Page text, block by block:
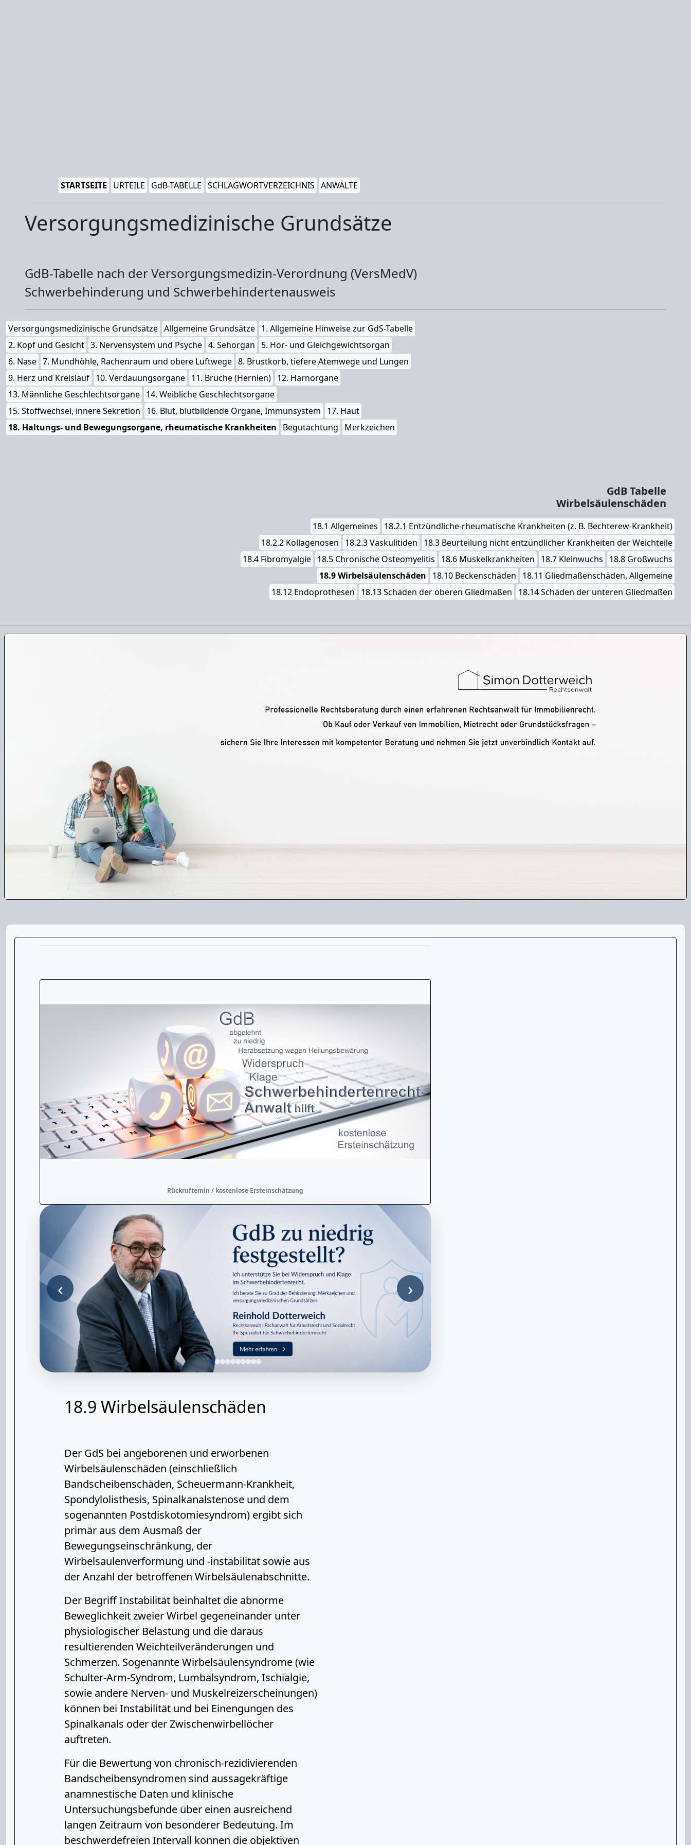
STARTSEITE URTEILE GdB-TABELLE SCHLAGWORTVERZEICHNIS ANWÄLTE
Versorgungsmedizinische Grundsätze
GdB-Tabelle nach der Versorgungsmedizin-Verordnung (VersMedV)
Schwerbehinderung und Schwerbehindertenausweis
Versorgungsmedizinische Grundsätze Allgemeine Grundsätze 1. Allgemeine Hinweise zur GdS-Tabelle
2. Kopf und Gesicht 3. Nervensystem und Psyche 4. Sehorgan
5. Hör- und Gleichgewichtsorgan
6. Nase 7. Mundhöhle, Rachenraum und obere Luftwege 8. Brustkorb, tiefere Atemwege und Lungen
9. Herz und Kreislauf 10. Verdauungsorgane 11. Brüche (Hernien) 12. Harnorgane
13. Männliche Geschlechtsorgane 14. Weibliche Geschlechtsorgane
15. Stoffwechsel, innere Sekretion
16. Blut, blutbildende Organe, Immunsystem
17. Haut
18. Haltungs- und Bewegungsorgane, rheumatische Krankheiten
Begutachtung Merkzeichen
GdB Tabelle
Wirbelsäulenschäden
18.1 Allgemeines
18.2.1 Entzündliche-rheumatische Krankheiten (z. B. Bechterew-Krankheit)
18.2.2 Kollagenosen
18.2.3 Vaskulitiden
18.3 Beurteilung nicht entzündlicher Krankheiten der Weichteile
18.4 Fibromyalgie 18.5 Chronische Osteomyelitis 18.6 Muskelkrankheiten 18.7 Kleinwuchs
18.8 Großwuchs
18.9 Wirbelsäulenschäden
18.10 Beckenschäden
18.11 Gliedmaßenschäden, Allgemeine
18.12 Endoprothesen
18.13 Schäden der oberen Gliedmaßen 18.14 Schäden der unteren Gliedmaßen
Rückruftemin / kostenlose Ersteinschätzung
‹ ›
18.9 Wirbelsäulenschäden
Der GdS bei angeborenen und erworbenen
Wirbelsäulenschäden (einschließlich
Bandscheibenschäden, Scheuermann-Krankheit,
Spondylolisthesis, Spinalkanalstenose und dem
sogenannten Postdiskotomiesyndrom) ergibt sich
primär aus dem Ausmaß der
Bewegungseinschränkung, der
Wirbelsäulenverformung und -instabilität sowie aus
der Anzahl der betroffenen Wirbelsäulenabschnitte.
Der Begriff Instabilität beinhaltet die abnorme
Beweglichkeit zweier Wirbel gegeneinander unter
physiologischer Belastung und die daraus
resultierenden Weichteilveränderungen und
Schmerzen. Sogenannte Wirbelsäulensyndrome (wie
Schulter-Arm-Syndrom, Lumbalsyndrom, Ischialgie,
sowie andere Nerven- und Muskelreizerscheinungen)
können bei Instabilität und bei Einengungen des
Spinalkanals oder der Zwischenwirbellöcher
auftreten.
Für die Bewertung von chronisch-rezidivierenden
Bandscheibensyndromen sind aussagekräftige
anamnestische Daten und klinische
Untersuchungsbefunde über einen ausreichend
langen Zeitraum von besonderer Bedeutung. Im
beschwerdefreien Intervall können die objektiven